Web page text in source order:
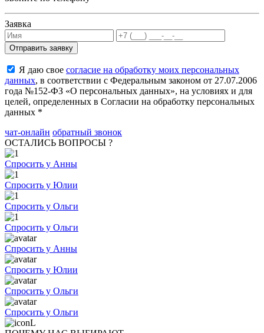
Заявка
Я даю свое согласие на обработку моих персональных
данных, в соответствии с Федеральным законом от 27.07.2006
года №152-ФЗ «О персональных данных», на условиях и для
целей, определенных в Согласии на обработку персональных
данных *
чат-онлайн обратный звонок
ОСТАЛИСЬ ВОПРОСЫ ?
Спросить у Анны
Спросить у Юлии
Спросить у Ольги
Спросить у Ольги
Спросить у Анны
Спросить у Юлии
Спросить у Ольги
Спросить у Ольги